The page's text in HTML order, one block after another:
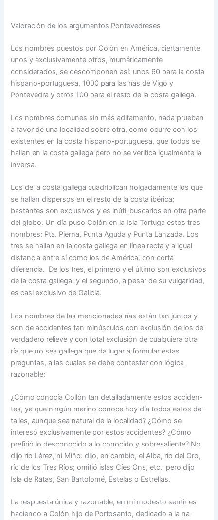
Valoración de los argumentos Pontevedreses
Los nombres puestos por Colón en América, ciertamente
unos y exclusivamente otros, muméricamente
considerados, se descomponen así: unos 60 para la costa
hispano-portuguesa, 1000 para las rías de Vigo y
Pontevedra y otros 100 para el resto de la costa gallega.
Los nombres comunes sin más aditamento, nada prueban
a favor de una localidad sobre otra, como ocurre con los
existentes en la costa hispano-portuguesa, que todos se
hallan en la costa gallega pero no se verifica igualmente la
inversa.
Los de la costa gallega cuadriplican holgadamente los que
se hallan dispersos en el resto de la costa ibérica;
bastantes son exclusivos y es inútil buscarlos en otra parte
del globo. Un día puso Colón en la Isla Tortuga estos tres
nombres: Pta. Pierna, Punta Aguda y Punta Lanzada. Los
tres se hallan en la costa gallega en línea recta y a igual
distancia entre sí como los de América, con corta
diferencia. De los tres, el primero y el último son exclusivos
de la costa gallega, y el segundo, a pesar de su vulgaridad,
es casi exclusivo de Galicia.
Los nombres de las mencionadas rías están tan juntos y
son de accidentes tan minúsculos con exclusión de los de
verdadero relieve y con total exclusión de cualquiera otra
ría que no sea gallega que da lugar a formular estas
preguntas, a las cuales se debe contestar con lógica
razonable:
¿Cómo conocía Collón tan detalladamente estos acciden­
tes, ya que ningún marino co­noce hoy día todos estos de­
talles, aunque sea natural de la localidad? ¿Cómo se
interesó exclusi­vamente por estos accidentes? ¿Cómo
prefirió lo descono­cido a lo conocido y sobresa­liente? No
dijo río Lérez, ni Miño: dijo, en cambio, el Al­ba, río del Oro,
río de los Tres Ríos; omitió islas Cíes Ons, etc.; pero dijo
Isla de Ratas, San Bartolomé, Este­las o Estrellas.
La respuesta única y razo­nable, en mi modesto sentir es
haciendo a Colón hijo de Portosanto, dedicado a la na­